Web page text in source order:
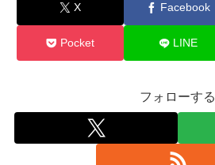
X Facebook
Pocket LINE
フォローする